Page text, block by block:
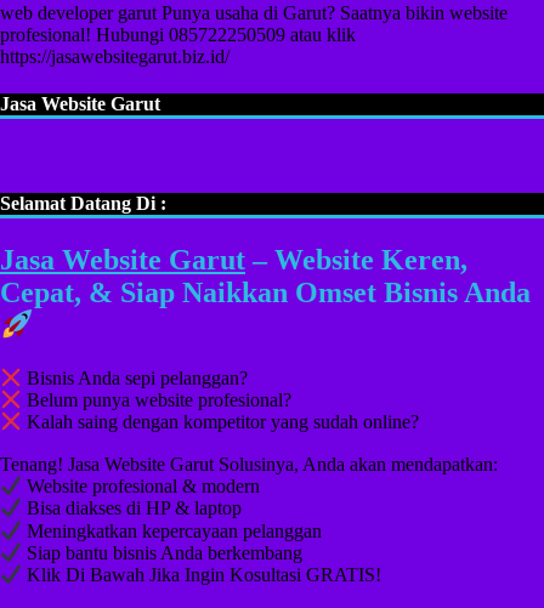
web developer garut Punya usaha di Garut? Saatnya bikin website
profesional! Hubungi 085722250509 atau klik
https://jasawebsitegarut.biz.id/
Jasa Website Garut
Selamat Datang Di :
Jasa Website Garut– Website Keren,
Cepat, & Siap Naikkan Omset Bisnis Anda
Bisnis Anda sepi pelanggan?
Belum punya website profesional?
Kalah saing dengan kompetitor yang sudah online?
Tenang! Jasa Website Garut Solusinya, Anda akan mendapatkan:
Website profesional & modern
Bisa diakses di HP & laptop
Meningkatkan kepercayaan pelanggan
Siap bantu bisnis Anda berkembang
Klik Di Bawah Jika Ingin Kosultasi GRATIS!